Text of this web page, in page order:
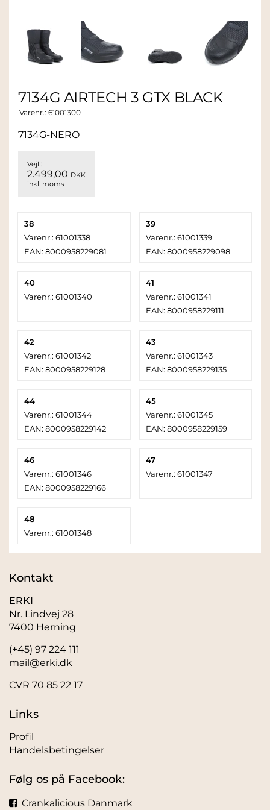
7134G AIRTECH 3 GTX BLACK
Varenr.: 61001300
7134G-NERO
Vejl.:
2.499,00 DKK
inkl. moms
38
Varenr.: 61001338
EAN: 8000958229081
39
Varenr.: 61001339
EAN: 8000958229098
40
Varenr.: 61001340
41
Varenr.: 61001341
EAN: 8000958229111
42
Varenr.: 61001342
EAN: 8000958229128
43
Varenr.: 61001343
EAN: 8000958229135
44
Varenr.: 61001344
EAN: 8000958229142
45
Varenr.: 61001345
EAN: 8000958229159
46
Varenr.: 61001346
EAN: 8000958229166
47
Varenr.: 61001347
48
Varenr.: 61001348
Kontakt
ERKI
Nr. Lindvej 28
7400 Herning
(+45) 97 224 111
mail@erki.dk
CVR 70 85 22 17
Links
Profil
Handelsbetingelser
Følg os på Facebook:
Crankalicious Danmark